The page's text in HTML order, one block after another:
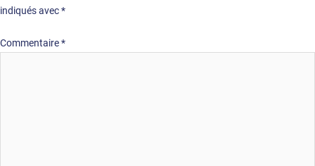
indiqués avec*
Commentaire*